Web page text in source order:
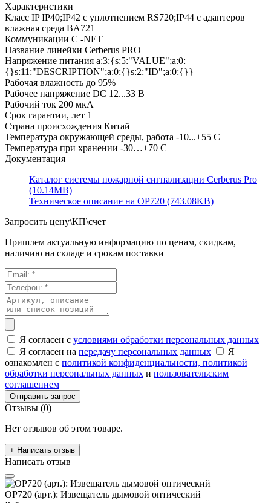
Характеристики
Класс IP IP40;IP42 с уплотнением RS720;IP44 с адаптеров
влажная среда BA721
Коммуникации С -NET
Название линейки Cerberus PRO
Напряжение питания a:3:{s:5:"VALUE";a:0:
{}s:11:"DESCRIPTION";a:0:{}s:2:"ID";a:0:{}}
Рабочая влажность до 95%
Рабочее напряжение DC 12...33 В
Рабочий ток 200 мкА
Срок гарантии, лет 1
Страна происхождения Китай
Температура окружающей среды, работа -10...+55 C
Температура при хранении -30…+70 C
Документация
Каталог системы пожарной сигнализации Cerberus Pro
(10.14MB)
Техническое описание на OP720 (743.08KB)
Запросить цену\КП\счет
Пришлем актуальную информацию по ценам, скидкам,
наличию на складе и срокам поставки
Я согласен с условиями обработки персональных данных
Я согласен на передачу персональных данных
Я
ознакомлен с политикой конфиденциальности, политикой
обработки персональных данных и пользовательским
соглашением
Отправить запрос
Отзывы (0)
Нет отзывов об этом товаре.
+ Написать отзыв
Написать отзыв
OP720 (арт.): Извещатель дымовой оптический